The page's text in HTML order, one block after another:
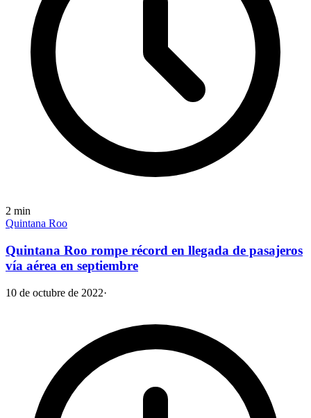
2 min
Quintana Roo
Quintana Roo rompe récord en llegada de pasajeros
vía aérea en septiembre
10 de octubre de 2022·